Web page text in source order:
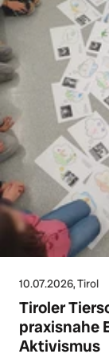
10.07.2026, Tirol
Tiroler
praxisnahe
Aktivismus